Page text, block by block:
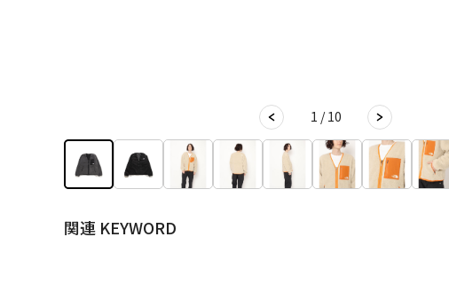
1 / 10
関連 KEYWORD